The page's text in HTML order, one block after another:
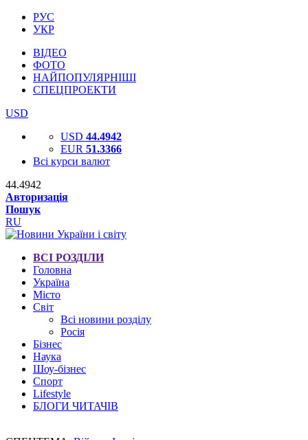
РУС
УКР
ВІДЕО
ФОТО
НАЙПОПУЛЯРНІШІ
СПЕЦПРОЕКТИ
USD
USD 44.4942
EUR 51.3366
Всі курси валют
44.4942
Авторизація
Пошук
RU
ВСІ РОЗДІЛИ
Головна
Україна
Місто
Світ
Всі новини розділу
Росія
Бізнес
Наука
Шоу-бізнес
Спорт
Lifestyle
БЛОГИ ЧИТАЧІВ